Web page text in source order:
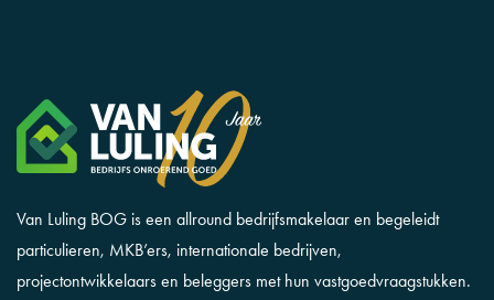
Van Luling BOG is een allround bedrijfsmakelaar en begeleidt
particulieren, MKB’ers, internationale bedrijven,
projectontwikkelaars en beleggers met hun vastgoedvraagstukken.